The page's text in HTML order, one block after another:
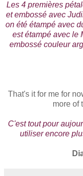
Les 4 premières
et embossé avec
on été étampé avec
est étampé avec le
embossé couleur
That's it for me for
more of
C'est tout pour
utiliser encore